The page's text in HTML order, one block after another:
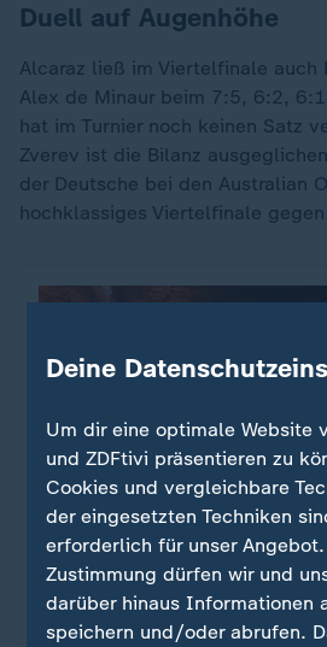
Duell auf Augenhöhe
Alcaraz ließ im Viertelfinale auch
Alex de Minaur beim 7:5, 6:2,
hat im Turnier noch keinen Satz
Zverev ist die Bilanz
der Deutsche bei den Australian
hochklassiges Viertelfinale
Sport
Großes Tennis - Made
Deine
Um dir eine optimale Website
und ZDFtivi präsentieren zu
Cookies und vergleichbare
der eingesetzten Techniken
erforderlich für unser
Zustimmung dürfen wir und
darüber hinaus Informationen
speichern und/oder abrufen.